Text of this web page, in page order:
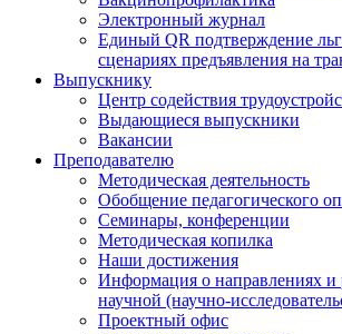
Электронный журнал
Единый QR подтверждение
сценариях предъявления на
Выпускнику
Центр содействия
Выдающиеся выпускники
Вакансии
Преподавателю
Методическая деятельность
Обобщение педагогического
Семинары, конференции
Методическая копилка
Наши достижения
Информация о направлениях и
научной (научно-
Проектный офис